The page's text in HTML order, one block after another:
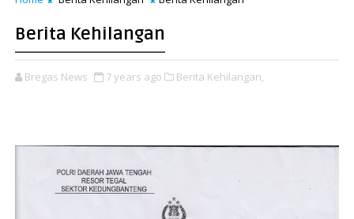
Berita Kehilangan
Bregas News 7 years ago Berita Kehilangan,